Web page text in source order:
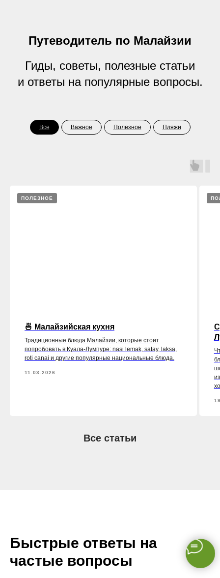
Путеводитель по Малайзии
Гиды, советы, полезные статьи
и ответы на популярные вопросы.
Все Важное Полезное Пляжи
ПОЛЕЗНОЕ
🍜 Малайзийская кухня
Традиционные блюда Малайзии, которые стоит
попробовать в Куала-Лумпуре: nasi lemak, satay, laksa,
roti canai и другие популярные национальные блюда.
11.03.2026
Все статьи
Быстрые ответы на
частые вопросы